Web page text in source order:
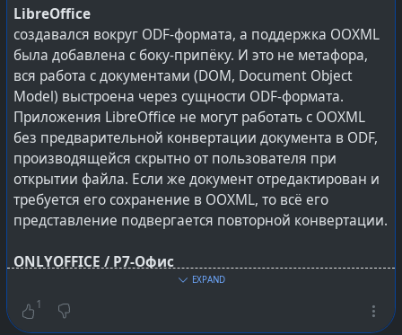
формата, переходить на ODF никто не обязывает.
Проофисные пакеты заменяющие MS Officeуже было
ранее, именно таковые и используются в
повседневной работе.
#fonts#шрифты#linux#LibreOffice#МойОфис#Р7-
Офис#ONLYOFFICE#r7-office#onlyoffice#officesuite
#software#lang_ru
LibreOffice
создавался вокруг ODF-формата, а поддержка OOXML
была добавлена с боку-припёку. И это не метафора,
вся работа с документами (DOM, Document Object
Model) выстроена через сущности ODF-формата.
Приложения LibreOffice не могут работать с OOXML
без предварительной конвертации документа в ODF,
производящейся скрытно от пользователя при
открытии файла. Если же документ отредактирован и
требуется его сохранение в OOXML, то всё его
представление подвергается повторной конвертации.
ONLYOFFICE / Р7-Офис
проектировался изначально на работу с OOXML, и не
просто так, а Transitional-вариантом (ISO/IEC 29500
Transitional). Т.е. вокруг реферс-инженеринга того
EXPAND
1